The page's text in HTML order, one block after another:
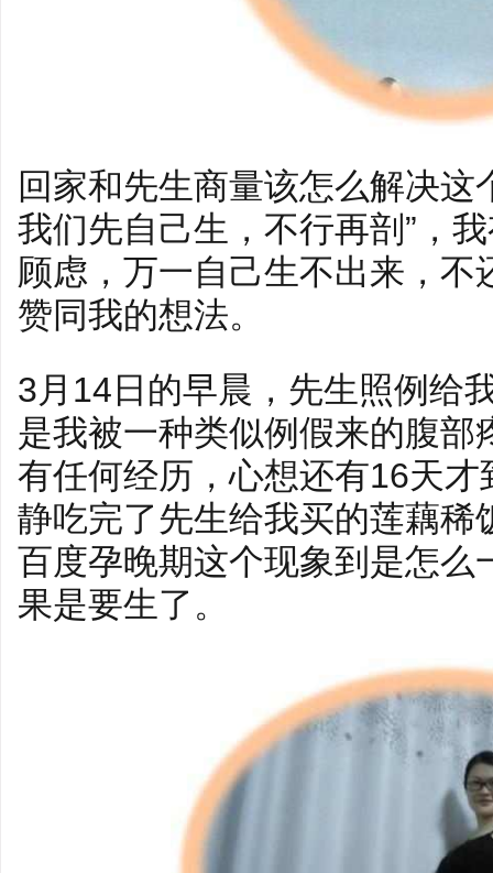
回家和先生商量该怎么解决这
我们先自己生，不行再剖”，
顾虑，万一自己生不出来，不
赞同我的想法。
3月14日的早晨，先生照例给
是我被一种类似例假来的腹部
有任何经历，心想还有16天
静吃完了先生给我买的莲藕稀
百度孕晚期这个现象到是怎么
果是要生了。